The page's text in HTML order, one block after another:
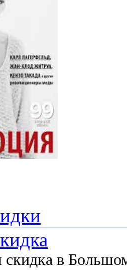
скидка в